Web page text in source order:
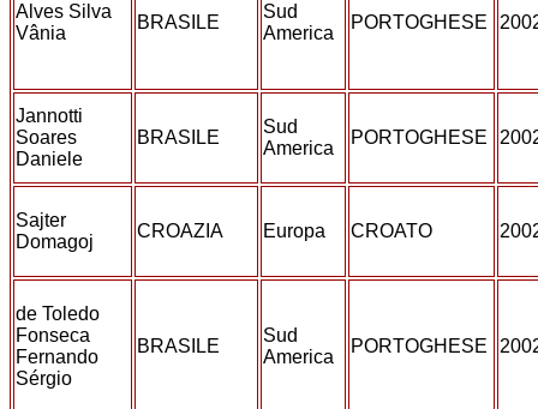
Alves Silva
Vânia
BRASILE
Sud
America
PORTOGHESE
Jannotti
Soares
Daniele
BRASILE
Sud
America
PORTOGHESE
Sajter
Domagoj
CROAZIA Europa CROATO
de Toledo
Fonseca
Fernando
Sérgio
BRASILE
Sud
America
PORTOGHESE